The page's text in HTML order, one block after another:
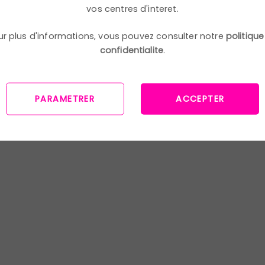
vos centres d'interet.
plus d'informations, vous pouvez consulter notre
confidentialite.
PARAMETRER ACCEPTER